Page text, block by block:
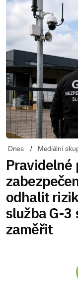
Dnes Mediální
Pravidelné
odhalit
služba G-3
zaměřit